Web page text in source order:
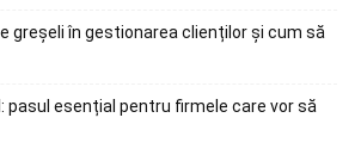
greșeli în gestionarea clienților și cum să
pasul esențial pentru firmele care vor să